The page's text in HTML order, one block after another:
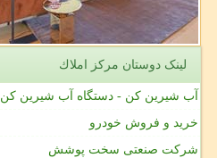
لینک دوستان مركز املاك
آب شیرین کن - دستگاه آب شیرین کن
خرید و فروش خودرو
شرکت صنعتی سخت پوشش